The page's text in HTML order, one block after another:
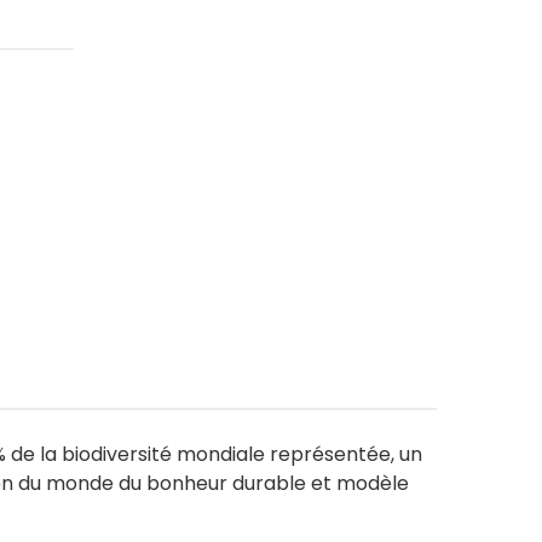
de la biodiversité mondiale représentée, un
du monde du bonheur durable et modèle